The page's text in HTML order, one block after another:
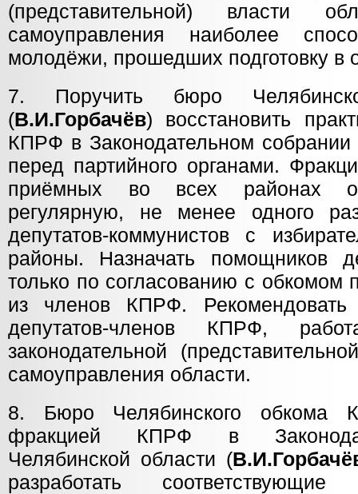
(представительной) власти
самоуправления наиболее
молодёжи, прошедших подготовку
7. Поручить бюро
(В.И.Горбачёв) восстановить
КПРФ в Законодательном собрании
перед партийного органами.
приёмных во всех районах
регулярную, не менее одного
депутатов-коммунистов с
районы. Назначать помощников
только по согласованию с обкомом
из членов КПРФ. Рекомендовать
депутатов-членов КПРФ,
законодательной
самоуправления области.
8. Бюро Челябинского обкома
фракцией КПРФ в
Челябинской области (
разработать